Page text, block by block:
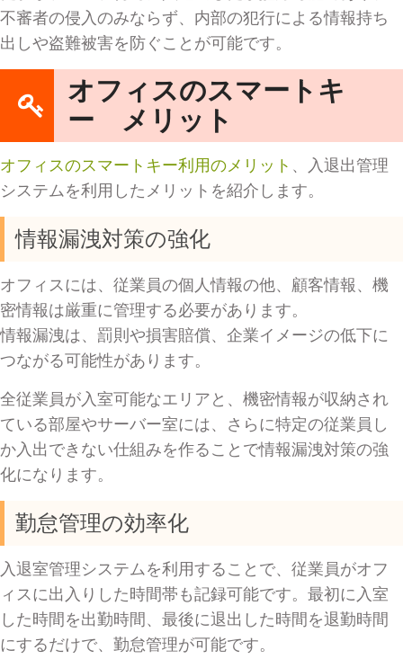
不審者の侵入のみならず、内部の犯行による情報持ち
出しや盗難被害を防ぐことが可能です。
オフィスのスマートキ
ー メリット
オフィスのスマートキー利用のメリット 、入退出管理
システムを利用したメリットを紹介します。
情報漏洩対策の強化
オフィスには、従業員の個人情報の他、顧客情報、機
密情報は厳重に管理する必要があります。
情報漏洩は、罰則や損害賠償、企業イメージの低下に
つながる可能性があります。
全従業員が入室可能なエリアと、機密情報が収納され
ている部屋やサーバー室には、さらに特定の従業員し
か入出できない仕組みを作ることで情報漏洩対策の強
化になります。
勤怠管理の効率化
入退室管理システムを利用することで、従業員がオフ
ィスに出入りした時間帯も記録可能です。最初に入室
した時間を出勤時間、最後に退出した時間を退勤時間
にするだけで、勤怠管理が可能です。